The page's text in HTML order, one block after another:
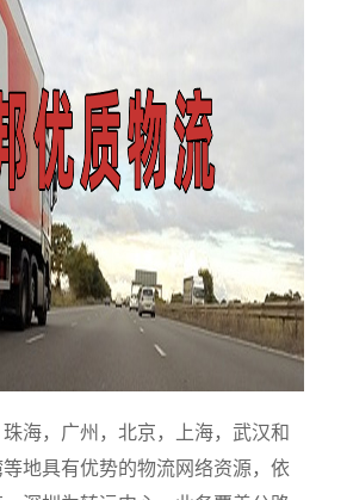
海，广州，北京，上海，武汉和
地具有优势的物流网络资源，依